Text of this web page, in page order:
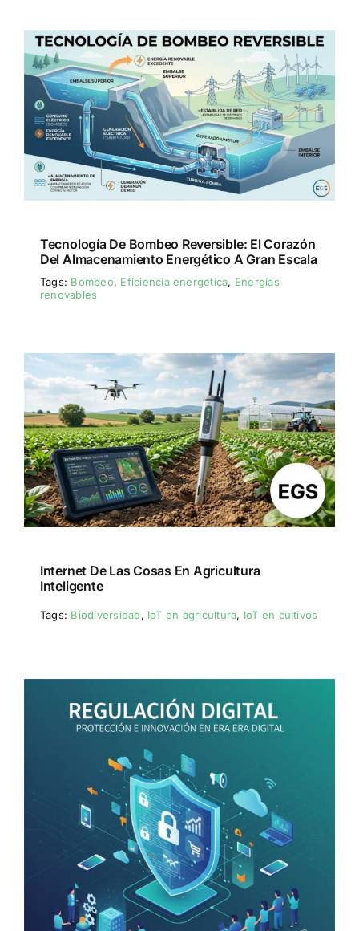
Tecnología De Bombeo Reversible: El Corazón
Del Almacenamiento Energético A Gran Escala
Tags: Bombeo, Eficiencia energetica, Energías
renovables
Internet De Las Cosas En Agricultura
Inteligente
Tags: Biodiversidad, IoT en agricultura, IoT en cultivos